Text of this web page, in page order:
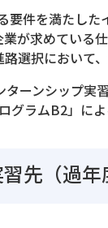
要件を満たし
が求めてい
選択において
ーンシップ実
ラムB2」に
先（過年